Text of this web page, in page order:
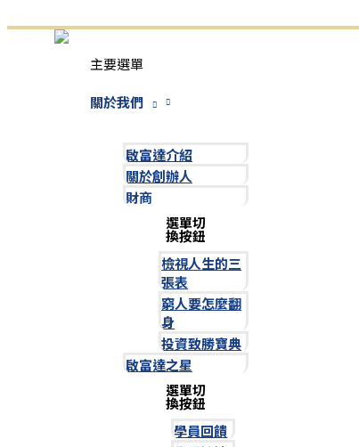
主要選單
關於我們
啟富達介紹
關於創辦人
財商
選單切
換按鈕
檢視人生的三
張表
窮人要怎麼翻
身
投資致勝寶典
啟富達之星
選單切
換按鈕
學員回饋